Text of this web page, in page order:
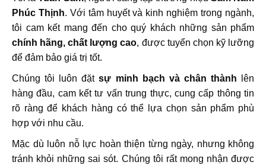
Phúc Thịnh. Với tâm huyết và kinh nghiệm trong ngành,
tôi cam kết mang đến cho quý khách những sản phẩm
chính hãng, chất lượng cao, được tuyển chọn kỹ lưỡng
để đảm bảo giá trị tốt.
Chúng tôi luôn đặtsự minh bạch và chân thành lên
hàng đầu, cam kết tư vấn trung thực, cung cấp thông tin
rõ ràng để khách hàng có thể lựa chọn sản phẩm phù
hợp với nhu cầu.
Mặc dù luôn nỗ lực hoàn thiện từng ngày, nhưng không
tránh khỏi những sai sót. Chúng tôi rất mong nhận được